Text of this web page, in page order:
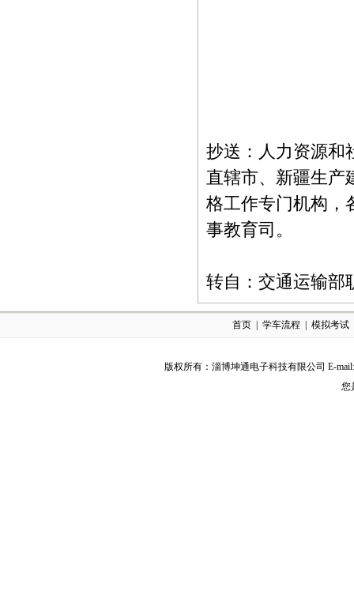
抄送：人力资源和
直辖市、新疆生产
格工作专门机构，
事教育司。
转自：交通运输部
首页 |学车流程 |模拟考试
版权所有：淄博坤通电子科技有限公司 E-
您